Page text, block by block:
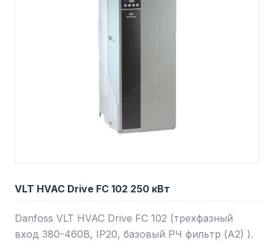
VLT HVAC Drive FC 102 250 кВт
Danfoss VLT HVAC Drive FC 102 (трехфазный
вход 380-460В, IP20, базовый РЧ фильтр (А2) ).